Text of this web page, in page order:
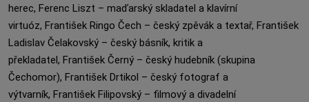
herec, Ferenc Liszt – maďarský skladatel a klavírní
virtuóz, František Ringo Čech – český zpěvák a textař, František
Ladislav Čelakovský – český básník, kritik a
překladatel, František Černý – český hudebník (skupina
Čechomor), František Drtikol – český fotograf a
výtvarník, František Filipovský – filmový a divadelní